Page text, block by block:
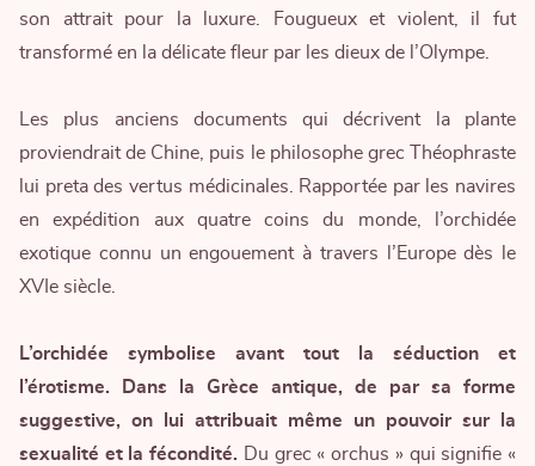
son attrait pour la luxure. Fougueux et violent, il fut
transformé en la délicate fleur par les dieux de l’Olympe.
Les plus anciens documents qui décrivent la plante
proviendrait de Chine, puis le philosophe grec Théophraste
lui preta des vertus médicinales. Rapportée par les navires
en expédition aux quatre coins du monde, l’orchidée
exotique connu un engouement à travers l’Europe dès le
XVIe siècle.
L’orchidée symbolise avant tout la séduction et
l’érotisme. Dans la Grèce antique, de par sa forme
suggestive, on lui attribuait même un pouvoir sur la
sexualité et la fécondité. Du grec « orchus » qui signifie «